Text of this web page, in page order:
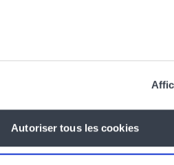
Autoriser tous les cookies